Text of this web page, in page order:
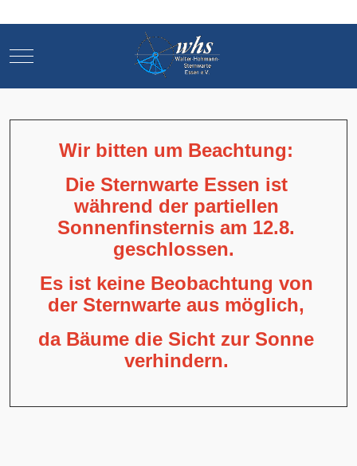
Mobile Menu Toggle
Wir bitten um Beachtung:
Die Sternwarte Essen ist
während der partiellen
Sonnenfinsternis am 12.8.
geschlossen.
Es ist keine Beobachtung von
der Sternwarte aus möglich,
da Bäume die Sicht zur Sonne
verhindern.